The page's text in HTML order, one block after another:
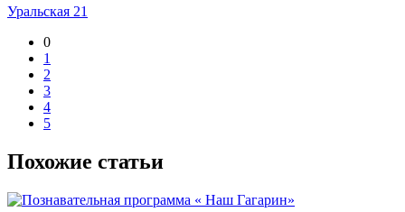
Уральская 21
0
1
2
3
4
5
Похожие статьи